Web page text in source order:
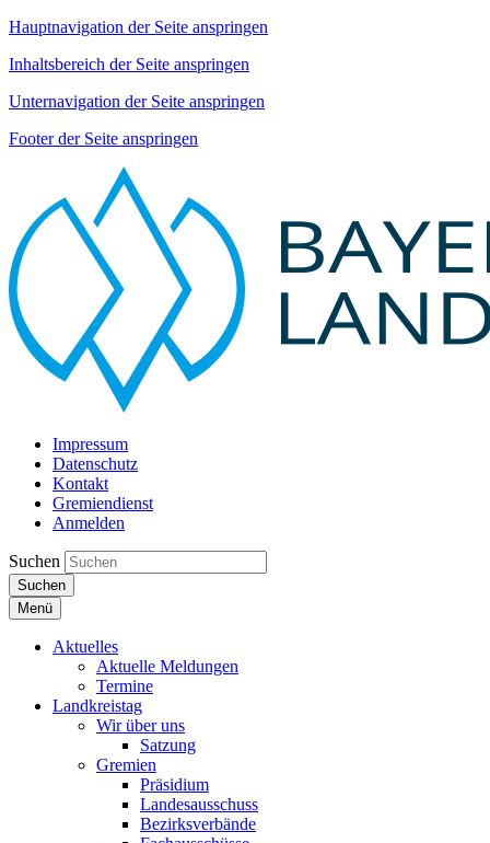
Hauptnavigation der Seite anspringen
Inhaltsbereich der Seite anspringen
Unternavigation der Seite anspringen
Footer der Seite anspringen
Impressum
Datenschutz
Kontakt
Gremiendienst
Anmelden
Suchen
Suchen
Menü
Aktuelles
Aktuelle Meldungen
Termine
Landkreistag
Wir über uns
Satzung
Gremien
Präsidium
Landesausschuss
Bezirksverbände